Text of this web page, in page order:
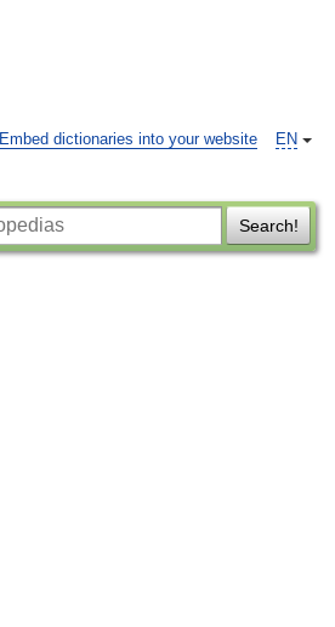
EN
Embed dictionaries into your website
Search!